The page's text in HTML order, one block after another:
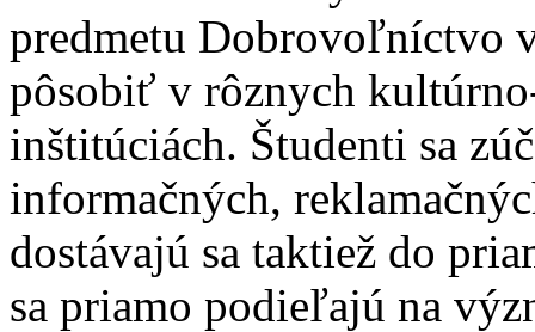
predmetu Dobrovoľníctvo
pôsobiť v rôznych
inštitúciách. Študenti sa
informačných,
dostávajú sa taktiež do
sa priamo podieľajú na